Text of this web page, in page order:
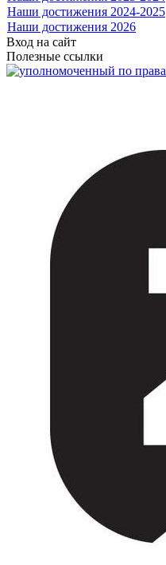
Наши достижения 2024-2025
Наши достижения 2026
Вход на сайт
Полезные ссылки